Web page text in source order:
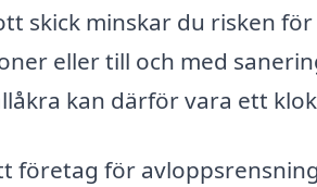
skick minskar du risken
eller till och med
kan därför vara ett
företag för